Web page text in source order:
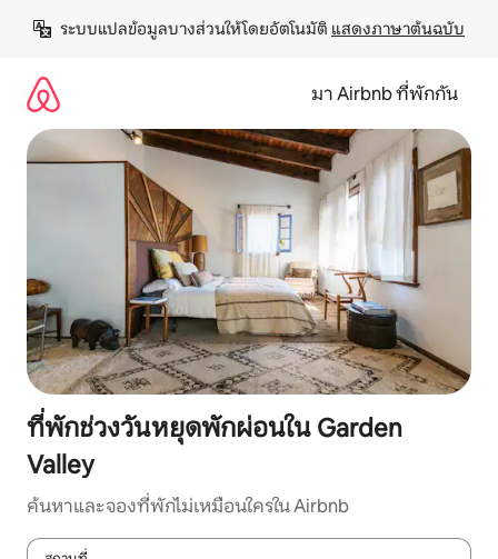
เนื้อหา
ระบบแปลข้อมูลบางส่วนให้โดยอัตโนมัติ แสดงภาษาต้นฉบับ
มา Airbnb ที่พักกัน
ที่พักช่วงวันหยุดพักผ่อนใน Garden
Valley
ค้นหาและจองที่พักไม่เหมือนใครใน Airbnb